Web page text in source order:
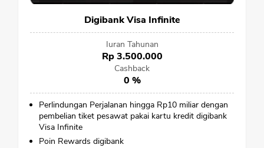
Digibank Visa Infinite
Iuran Tahunan
Rp 3.500.000
Cashback
0 %
Perlindungan Perjalanan hingga Rp10 miliar dengan
pembelian tiket pesawat pakai kartu kredit digibank
Visa Infinite
Poin Rewards digibank